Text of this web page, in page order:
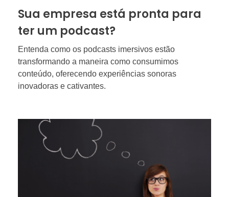
Sua empresa está pronta para
ter um podcast?
Entenda como os podcasts imersivos estão
transformando a maneira como consumimos
conteúdo, oferecendo experiências sonoras
inovadoras e cativantes.